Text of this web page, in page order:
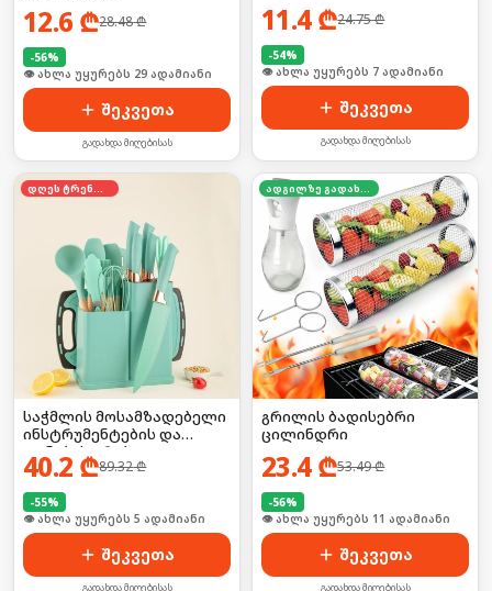
12.6 ₾28.48₾
-56%
🛒 ბოლო 24სთ-ში იყიდა 44-მა
შეკვეთა
გადახდა მიღებისას
11.4₾24.75₾
-54%
🛒 ბოლო 24სთ-ში იყიდა 8-მა
შეკვეთა
გადახდა მიღებისას
საჭმლის მოსამზადებელი
ინსტრუმენტების და
დანების კრებული
40.2 ₾89.32₾
-55%
🛒 ბოლო 24სთ-ში იყიდა 7-მა
შეკვეთა
გადახდა მიღებისას
გრილის ბადისებრი
ცილინდრი
23.4₾53.49₾
-56%
🛒 ბოლო 24სთ-ში იყიდა 14-მა
შეკვეთა
გადახდა მიღებისას